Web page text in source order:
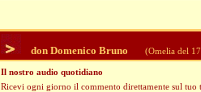
don Domenico Bruno (Omelia del
Il nostro audio quotidiano
Ricevi ogni giorno il commento direttamente sul tuo